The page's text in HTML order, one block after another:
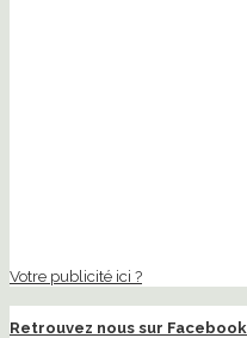
Votre publicité ici ?
Retrouvez nous sur Facebook